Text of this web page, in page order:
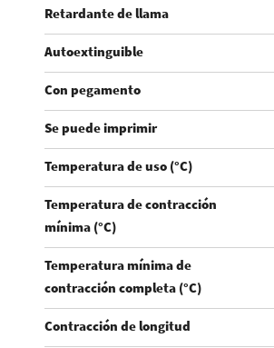
Retardante de llama
Autoextinguible
Con pegamento
Se puede imprimir
Temperatura de uso (°C)
Temperatura de contracción
mínima (°C)
Temperatura mínima de
contracción completa (°C)
Contracción de longitud